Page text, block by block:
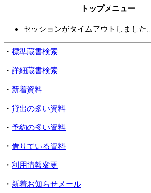
トップメニュー
セッションがタイムアウトしました。
・ 標準蔵書検索
・ 詳細蔵書検索
・ 新着資料
・ 貸出の多い資料
・ 予約の多い資料
・ 借りている資料
・ 利用情報変更
・ 新着お知らせメール